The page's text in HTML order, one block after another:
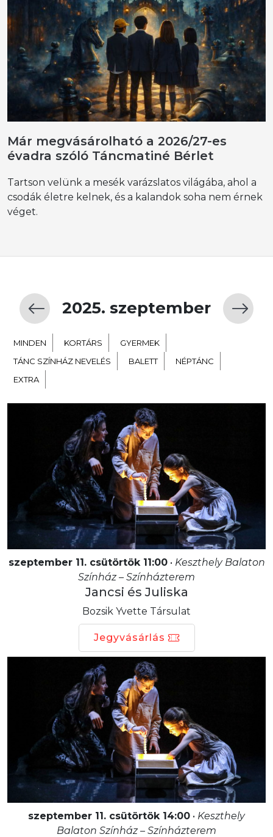
Már megvásárolható a 2026/27-es
évadra szóló Táncmatiné Bérlet
Tartson velünk a mesék varázslatos világába, ahol a
csodák életre kelnek, és a kalandok soha nem érnek
véget.
2025. szeptember
MINDEN KORTÁRS
GYERMEK
TÁNC SZÍNHÁZ NEVELÉS
BALETT
NÉPTÁNC
EXTRA
szeptember 11. csütörtök 11:00• Keszthely Balaton
Színház – Színházterem
Jancsi és Juliska
Bozsik Yvette Társulat
Jegyvásárlás
szeptember 11. csütörtök 14:00 • Keszthely
Balaton Színház – Színházterem